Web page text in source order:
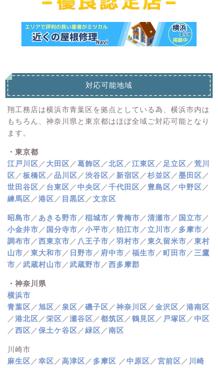
対応可能地域
翔工務店は横浜市青葉区を拠点としている為、横浜市内は
もちろん、神奈川県と東京都はほぼ全域ご対応可能となり
ます。
・東京都
江戸川区 ／ 大田区 ／葛飾区 ／北区 ／江東区 ／ 足立区 ／荒川
区 ／板橋区 ／品川区 ／渋谷区 ／ 新宿区 ／杉並区 ／墨田区 ／
世田谷区 ／ 台東区 ／中央区 ／千代田区 ／ 豊島区 ／中野区 ／
練馬区 ／港区 ／ 目黒区 ／文京区
昭島市 ／ あきる野市 ／稲城市 ／青梅市 ／清瀬市 ／ 国立市 ／
小金井市 ／ 国分寺市 ／小平市 ／狛江市 ／ 立川市 ／ 多摩市 ／
調布市 ／西東京市 ／ 八王子市 ／羽村市 ／東久留米市 ／東村
山市 ／東大和市 ／ 日野市 ／ 府中市 ／福生市 ／町田市 ／ 三鷹
市 ／武蔵村山市 ／武蔵野市 ／西多摩郡
・神奈川県
横浜市
青葉区 ／ 旭区 ／ 泉区 ／磯子区 ／神奈川区 ／金沢区 ／港南区
／港北区 ／栄区 ／瀬谷区 ／都筑区 ／鶴見区 ／ 戸塚区 ／中区
／西区 ／保土ケ谷区 ／緑区 ／南区
川崎市
麻生区 ／幸区 ／高津区 ／ 多摩区 ／中原区 ／宮前区 ／ 川崎